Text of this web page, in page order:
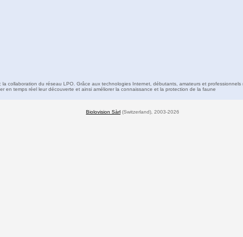
collaboration du réseau LPO. Grâce aux technologies Internet, débutants, amateurs et professionnels
en temps réel leur découverte et ainsi améliorer la connaissance et la protection de la faune
Biolovision Sàrl (Switzerland), 2003-2026